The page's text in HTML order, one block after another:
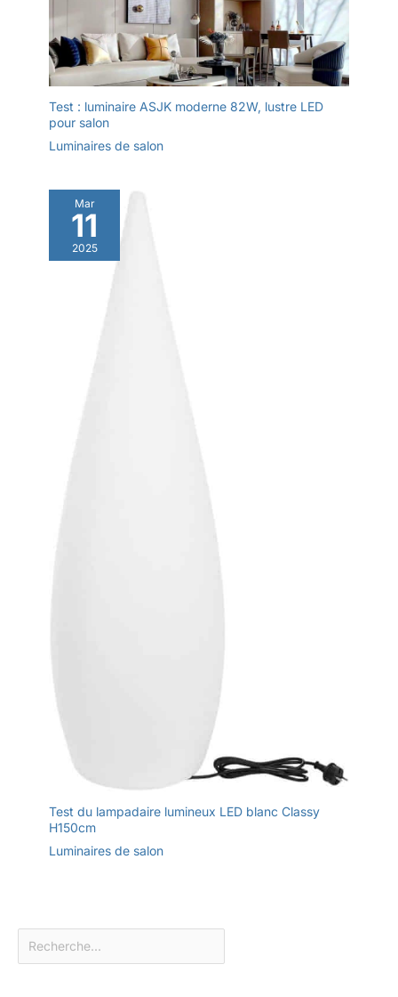
Test : luminaire ASJK moderne 82W, lustre LED
pour salon
Luminaires de salon
Mar
11
2025
Test du lampadaire lumineux LED blanc Classy
H150cm
Luminaires de salon